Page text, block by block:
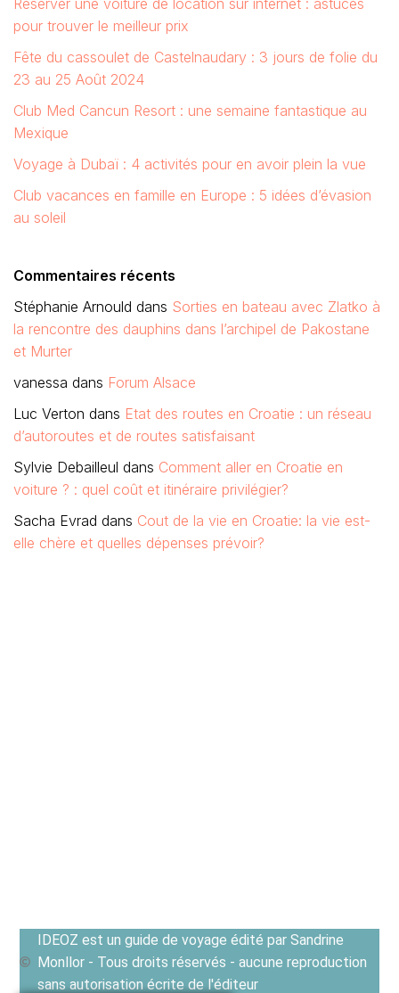
pour trouver le meilleur prix
Fête du cassoulet de Castelnaudary : 3 jours de folie du
23 au 25 Août 2024
Club Med Cancun Resort : une semaine fantastique au
Mexique
Voyage à Dubaï : 4 activités pour en avoir plein la vue
Club vacances en famille en Europe : 5 idées d’évasion
au soleil
Commentaires récents
Stéphanie Arnould dans Sorties en bateau avec Zlatko à
la rencontre des dauphins dans l’archipel de Pakostane
et Murter
vanessa dans Forum Alsace
Luc Verton dans Etat des routes en Croatie : un réseau
d’autoroutes et de routes satisfaisant
Sylvie Debailleul dans Comment aller en Croatie en
voiture ? : quel coût et itinéraire privilégier?
Sacha Evrad dans Cout de la vie en Croatie: la vie est-
elle chère et quelles dépenses prévoir?
IDEOZ est un guide de voyage édité par Sandrine
Monllor - Tous droits réservés - aucune reproduction
sans autorisation écrite de l'éditeur